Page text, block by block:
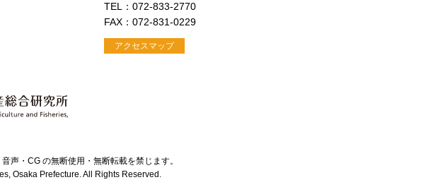
TEL：072-833-2770
FAX：072-831-0229
アクセスマップ
声・CG の無断使用・無断転載を禁じます。
Osaka Prefecture. All Rights Reserved.